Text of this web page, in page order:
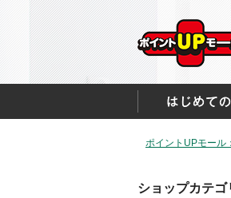
ポイントUPモール
ショップカテゴ